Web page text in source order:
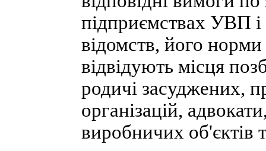
підприємствах УВП
відомств, його
відвідують місця
родичі засуджених,
організацій,
виробничих об'єктів